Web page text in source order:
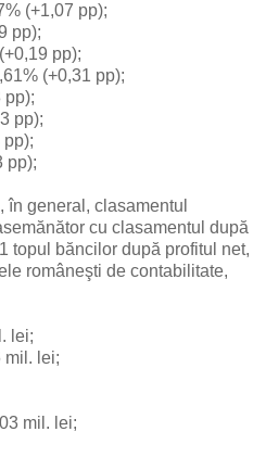
(+1,07 pp);
pp);
pp);
(+0,31 pp);
pp);
pp);
pp);
pp);
în general, clasamentul
cu clasamentul după
topul băncilor după profitul net,
româneşti de contabilitate,
lei;
mil. lei;
mil. lei;